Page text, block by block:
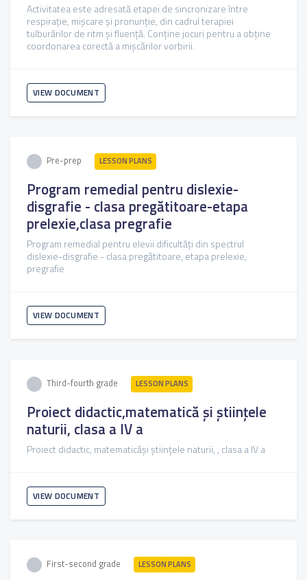
Activitatea este adresată etapei de sincronizare între
respirație, mișcare și pronunție, din cadrul terapiei
tulburărilor de ritm și fluență. Conține jocuri pentru a obține
coordonarea corectă a mișcărilor vorbirii.
VIEW DOCUMENT
Pre-prep LESSON PLANS
Program remedial pentru dislexie-
disgrafie - clasa pregătitoare-etapa
prelexie,clasa pregrafie
Program remedial pentru elevii dificultăţi din spectrul
dislexie-disgrafie - clasa pregătitoare, etapa prelexie,
pregrafie
VIEW DOCUMENT
Third-fourth grade LESSON PLANS
Proiect didactic,matematică și științele
naturii, clasa a IV a
Proiect didactic, matematicăși științele naturii, , clasa a IV a
VIEW DOCUMENT
First-second grade LESSON PLANS